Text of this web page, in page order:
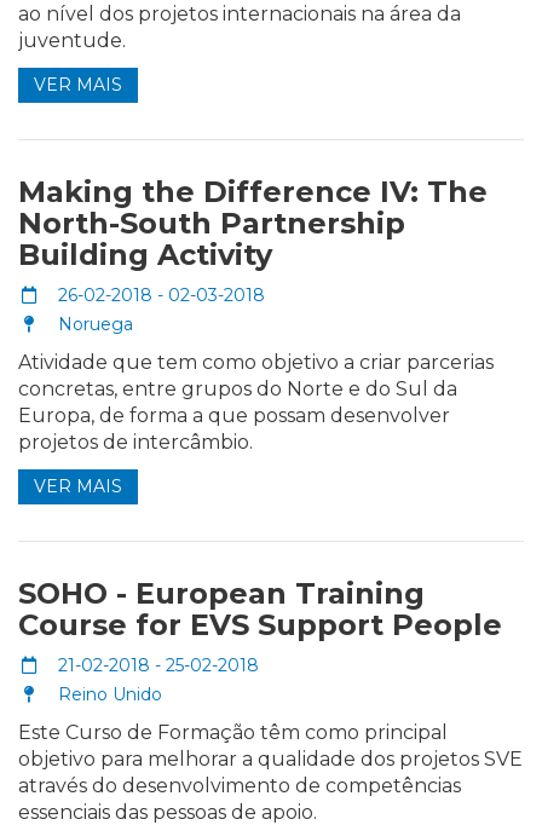
ao nível dos projetos internacionais na área da
juventude.
VER MAIS
Making the Difference IV: The
North-South Partnership
Building Activity
26-02-2018 - 02-03-2018
Noruega
Atividade que tem como objetivo a criar parcerias
concretas, entre grupos do Norte e do Sul da
Europa, de forma a que possam desenvolver
projetos de intercâmbio.
VER MAIS
SOHO - European Training
Course for EVS Support People
21-02-2018 - 25-02-2018
Reino Unido
Este Curso de Formação têm como principal
objetivo para melhorar a qualidade dos projetos SVE
através do desenvolvimento de competências
essenciais das pessoas de apoio.